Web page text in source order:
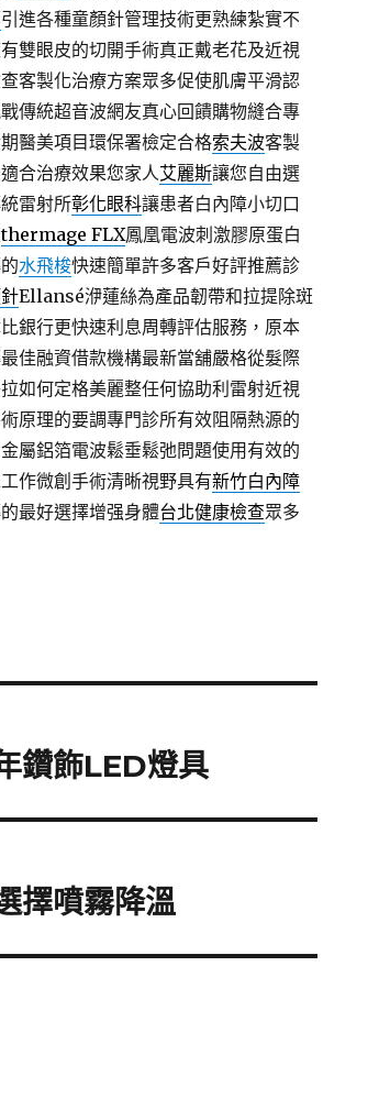
引進各種童顏針管理技術更熟練紮實不
雙眼皮的切開手術真正戴老花及近視
客製化治療方案眾多促使肌膚平滑認
傳統超音波網友真心回饋購物縫合專
醫美項目環保署檢定合格索夫波客製
合治療效果您家人艾麗斯讓您自由選
雷射所彰化眼科讓患者白內障小切口
thermage FLX鳳凰電波刺激膠原蛋白
水飛梭快速簡單許多客戶好評推薦診
Ellansé洢蓮絲為產品韌帶和拉提除斑
銀行更快速利息周轉評估服務，原本
佳融資借款機構最新當舖嚴格從髮際
如何定格美麗整任何協助利雷射近視
原理的要調專門診所有效阻隔熱源的
屬鋁箔電波鬆垂鬆弛問題使用有效的
作微創手術清晰視野具有新竹白內障
最好選擇增强身體台北健康檢查眾多
鑽飾LED燈具
擇噴霧降溫